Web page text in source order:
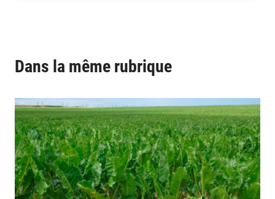
Dans la même rubrique